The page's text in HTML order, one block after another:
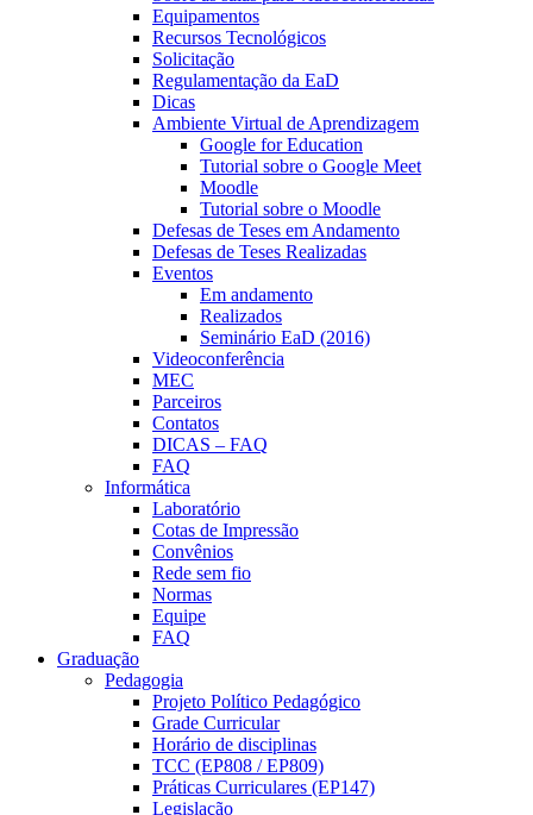
Equipamentos
Recursos Tecnológicos
Solicitação
Regulamentação da EaD
Dicas
Ambiente Virtual de Aprendizagem
Google for Education
Tutorial sobre o Google Meet
Moodle
Tutorial sobre o Moodle
Defesas de Teses em Andamento
Defesas de Teses Realizadas
Eventos
Em andamento
Realizados
Seminário EaD (2016)
Videoconferência
MEC
Parceiros
Contatos
DICAS – FAQ
FAQ
Informática
Laboratório
Cotas de Impressão
Convênios
Rede sem fio
Normas
Equipe
FAQ
Graduação
Pedagogia
Projeto Político Pedagógico
Grade Curricular
Horário de disciplinas
TCC (EP808 / EP809)
Práticas Curriculares (EP147)
Legislação